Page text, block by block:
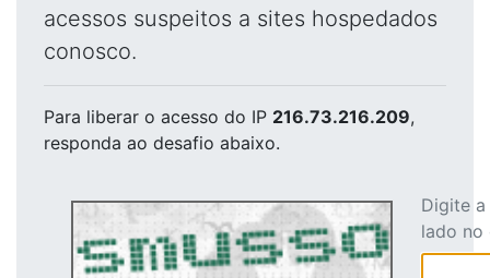
acessos suspeitos a sites hospedados
conosco.
Para liberar o acesso do IP 216.73.216.209,
responda ao desafio abaixo.
Digite
lado no